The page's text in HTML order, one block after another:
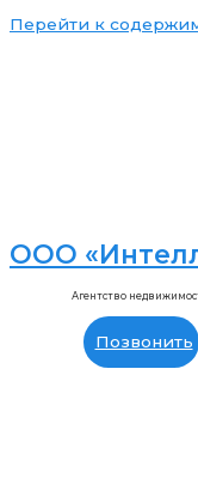
Перейти к
ООО
Агентство
Позвонить